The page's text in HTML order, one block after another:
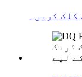
کلک کریں۔